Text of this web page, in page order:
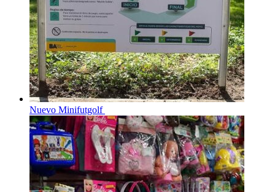
Nuevo Minifutgolf